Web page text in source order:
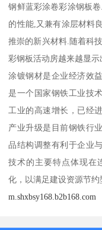
钢鲜蓝彩涂卷彩涂钢板
的性能,又兼有涂层材料
推崇的新兴材料.随着科
彩钢板活动房越来越显示
涂镀钢材是企业经济效
是一个国家钢铁工业技
工业的高速增长，已经
产业升级是目前钢铁行
品结构调整有利于企业
技术的主要特点体现在
化，以满足建设资源节约
m.shxbsy168.b2b168.com